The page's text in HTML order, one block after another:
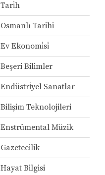
Tari̇h
Osmanlı Tarihi
Ev Ekonomi̇si̇
Beşeri Bilimler
Endüstri̇yel Sanatlar
Bilişim Teknolojileri
Enstrümental Müzik
Gazetecilik
Hayat Bilgisi